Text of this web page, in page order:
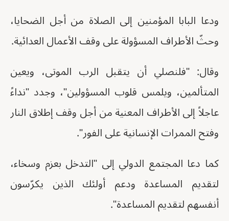
ودعا البابا المؤمنين إلى الصلاة من أجل الضحايا،
وحثّ الأطراف المسؤولة على وقف الأعمال العدائية.
وقال: "فلنصلي أن يتقبل الرب الموتى، ويعين
المتألمين، ويلمس قلوب المسؤولين"، وجدد "نداءً
عاجلاً إلى الأطراف المعنية من أجل وقف إطلاق النار
وفتح الممرات الإنسانية على الفور".
كما دعا المجتمع الدولي إلى "التدخل بعزم وسخاء،
لتقديم المساعدة ودعم أولئك الذين يكرّسون
أنفسهم لتقديم المساعدة".